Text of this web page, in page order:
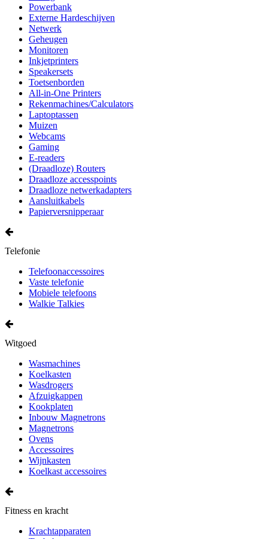
Powerbank
Externe Hardeschijven
Netwerk
Geheugen
Monitoren
Inkjetprinters
Speakersets
Toetsenborden
All-in-One Printers
Rekenmachines/Calculators
Laptoptassen
Muizen
Webcams
Gaming
E-readers
(Draadloze) Routers
Draadloze accesspoints
Draadloze netwerkadapters
Aansluitkabels
Papierversnipperaar
Telefonie
Telefoonaccessoires
Vaste telefonie
Mobiele telefoons
Walkie Talkies
Witgoed
Wasmachines
Koelkasten
Wasdrogers
Afzuigkappen
Kookplaten
Inbouw Magnetrons
Magnetrons
Ovens
Accessoires
Wijnkasten
Koelkast accessoires
Fitness en kracht
Krachtapparaten